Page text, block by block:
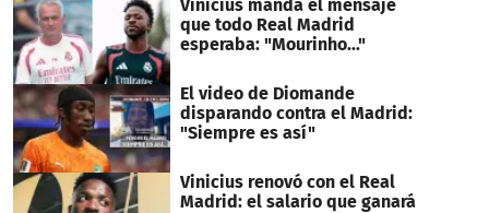
Vinicius manda el mensaje
que todo Real Madrid
esperaba: "Mourinho..."
El video de Diomande
disparando contra el Madrid:
"Siempre es así"
Vinicius renovó con el Real
Madrid: el salario que ganará